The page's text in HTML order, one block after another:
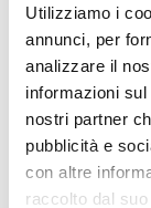
Utilizziamo i
annunci, per
analizzare il
informazioni
nostri partner
pubblicità e
con altre
raccolto dal
VIADURINI LIGHTING
Lampada da
Vetro Satinato
Metallo Design